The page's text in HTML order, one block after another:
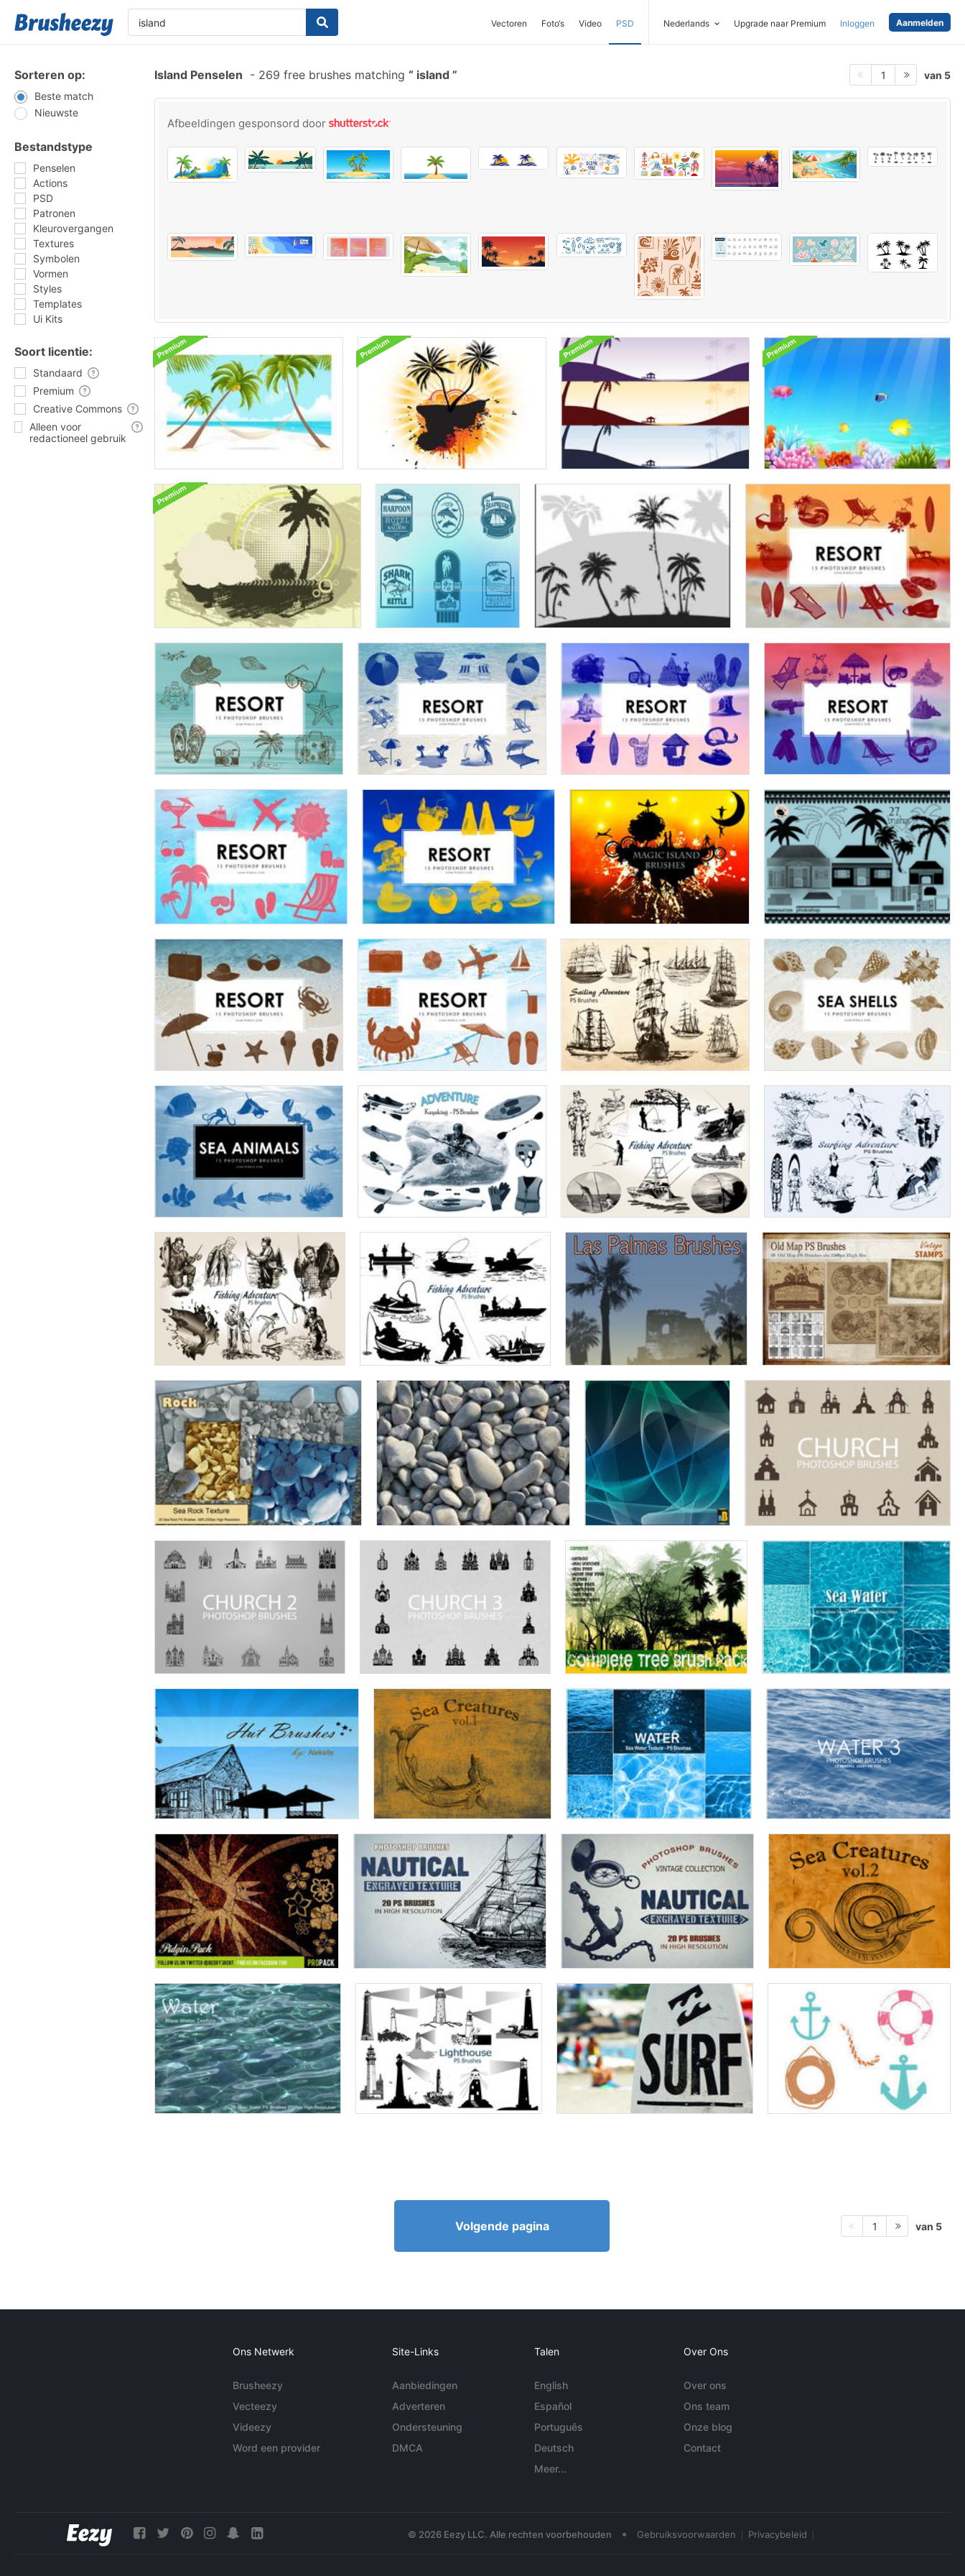
Vectoren Foto‘s Video PSD Nederlands Upgrade naar Premium Inloggen Aanmelden
Sorteren op:
Beste match
Nieuwste
Bestandstype
Penselen
Actions
PSD
Patronen
Kleurovergangen
Textures
Symbolen
Vormen
Styles
Templates
Ui Kits
Soort licentie:
Standaard
Premium
Creative Commons
Alleen voor
redactioneel gebruik
Island Penselen - 269 free brushes matching island 1 van 5
Afbeeldingen gesponsord door
Volgende pagina 1 van 5
Ons Netwerk
Brusheezy
Vecteezy
Videezy
Word een provider
Site-Links
Aanbiedingen
Adverteren
Ondersteuning
DMCA
Talen
English
Español
Português
Deutsch
Meer...
Over Ons
Over ons
Ons team
Onze blog
Contact
© 2026 Eezy LLC. Alle rechten voorbehouden • Gebruiksvoorwaarden Privacybeleid